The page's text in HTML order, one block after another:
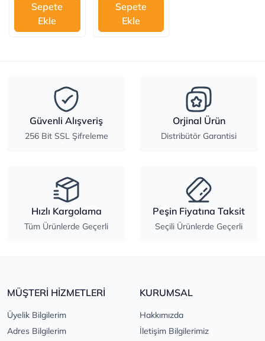
Sepete
Ekle
Sepete
Ekle
Güvenli Alışveriş
256 Bit SSL Şifreleme
Orjinal Ürün
Distribütör Garantisi
Hızlı Kargolama
Tüm Ürünlerde Geçerli
Peşin Fiyatına Taksit
Seçili Ürünlerde Geçerli
MÜŞTERİ HİZMETLERİ
Üyelik Bilgilerim
Adres Bilgilerim
KURUMSAL
Hakkımızda
İletişim Bilgilerimiz